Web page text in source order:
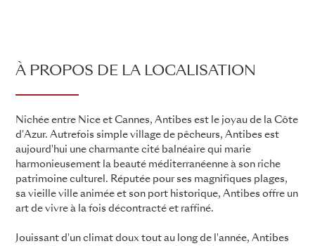
À PROPOS DE LA LOCALISATION
Nichée entre Nice et Cannes, Antibes est le joyau de la Côte
d'Azur. Autrefois simple village de pêcheurs, Antibes est
aujourd'hui une charmante cité balnéaire qui marie
harmonieusement la beauté méditerranéenne à son riche
patrimoine culturel. Réputée pour ses magnifiques plages,
sa vieille ville animée et son port historique, Antibes offre un
art de vivre à la fois décontracté et raffiné.
Jouissant d'un climat doux tout au long de l'année, Antibes